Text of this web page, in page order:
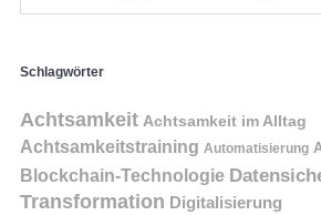
Schlagwörter
Achtsamkeit Achtsamkeit im Alltag
Achtsamkeitstraining Automatisierung
Blockchain-Technologie
Transformation Digitalisierung